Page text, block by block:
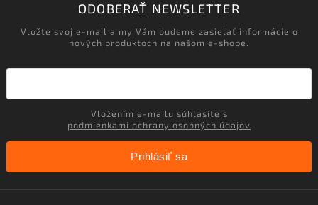
ODOBERAŤ NEWSLETTER
Vložte svoj e-mail a my Vám budeme zasielať informácie o
nových produktoch na našom e-shope.
podmienkami ochrany osobných údajov
Prihlásiť sa